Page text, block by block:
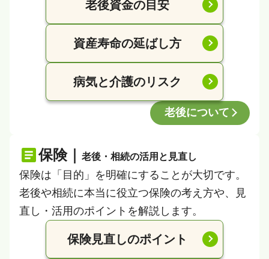
老後資金の目安
資産寿命の延ばし方
病気と介護のリスク
老後について
保険｜ 老後・相続の活用と見直し
保険は「目的」を明確にすることが大切です。
老後や相続に本当に役立つ保険の考え方や、見
直し・活用のポイントを解説します。
保険見直しのポイント